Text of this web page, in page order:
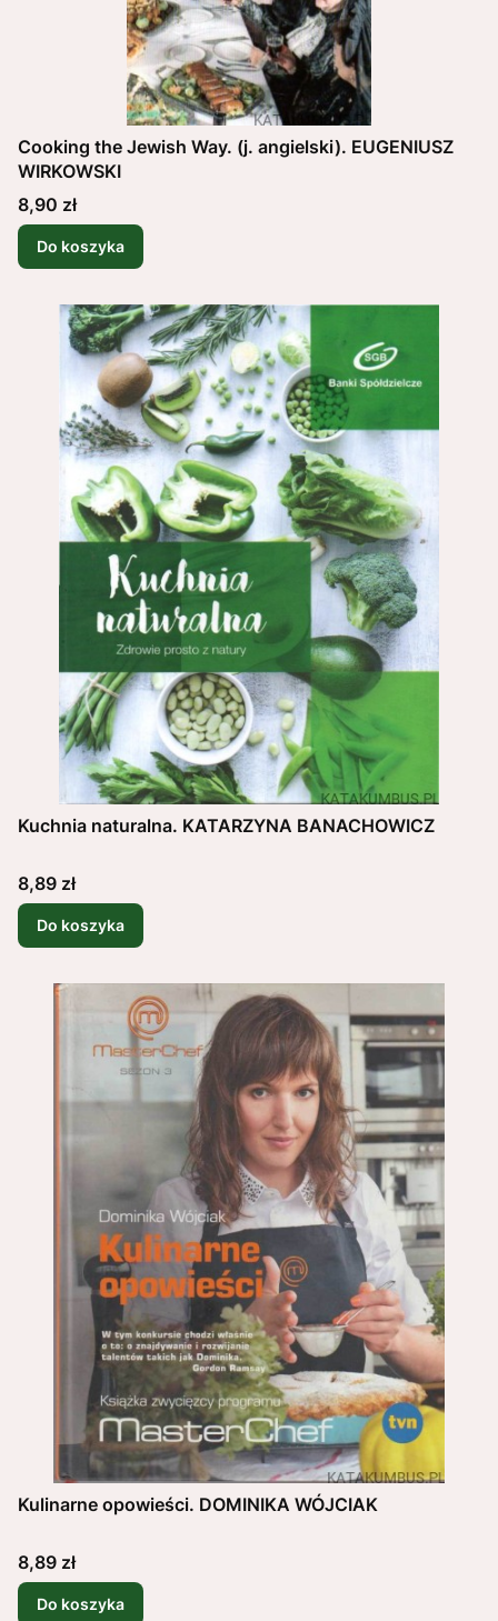
Cooking the Jewish Way. (j. angielski). EUGENIUSZ
WIRKOWSKI
Cena
8,90 zł
Do koszyka
Kuchnia naturalna. KATARZYNA BANACHOWICZ
Cena
8,89 zł
Do koszyka
Kulinarne opowieści. DOMINIKA WÓJCIAK
Cena
8,89 zł
Do koszyka